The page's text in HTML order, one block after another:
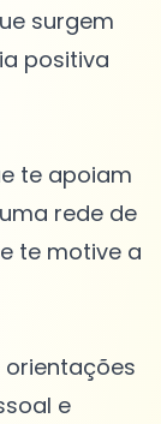
surgem
positiva
te apoiam
rede de
te motive a
orientações
e